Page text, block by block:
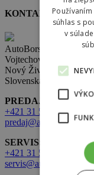
KONTAKT
AutoBors s.r.o.
Vojtechovce 321,
Nový Život 930 38
Slovenská republika
PREDAJ:
+421 31 569 2 502
predaj@autobors.sk
SERVIS:
+421 31 569 1 080
servis@autobors.sk
súhlas s
v